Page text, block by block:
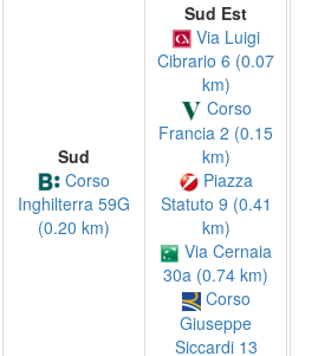
Sud
Corso
Inghilterra 59G
(0.20 km)
Sud Est
Via Luigi
Cibrario 6 (0.07
km)
Corso
Francia 2 (0.15
km)
Piazza
Statuto 9 (0.41
km)
Via Cernaia
30a (0.74 km)
Corso
Giuseppe
Siccardi 13